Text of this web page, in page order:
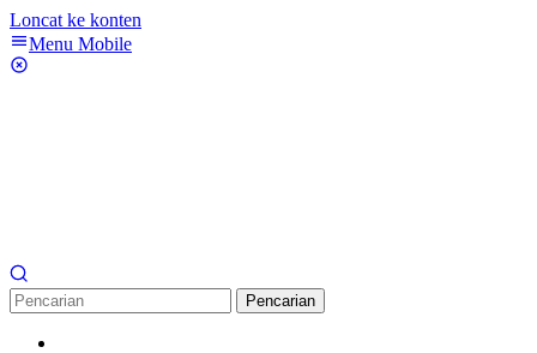
Loncat ke konten
Menu Mobile
Pencarian